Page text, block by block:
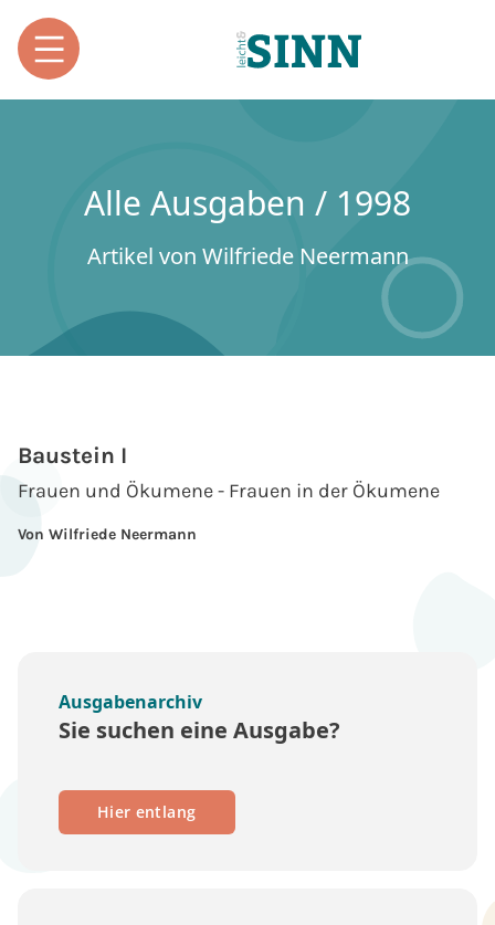
Alle Ausgaben / 1998
Artikel von Wilfriede Neermann
Baustein I
Frauen und Ökumene - Frauen in der Ökumene
Von Wilfriede Neermann
Ausgabenarchiv
Sie suchen eine Ausgabe?
Hier entlang